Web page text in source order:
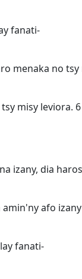
fanati-
menaka no tsy
misy leviora. 6
izany, dia
afo
fanati-